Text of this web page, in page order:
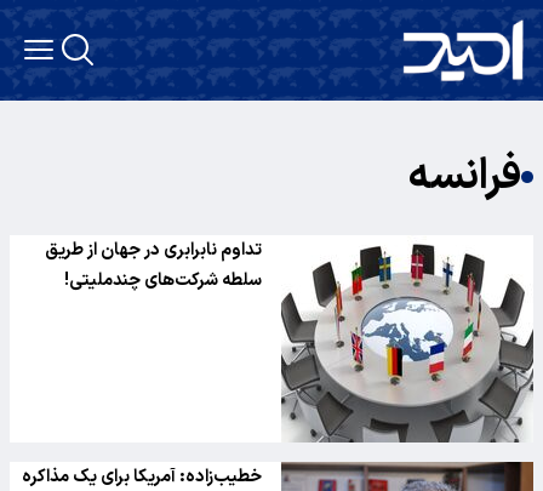
فرانسه
تداوم نابرابری در جهان از طریق
سلطه شرکت‌های چندملیتی!
خطیب‌زاده: آمریکا برای یک مذاکره